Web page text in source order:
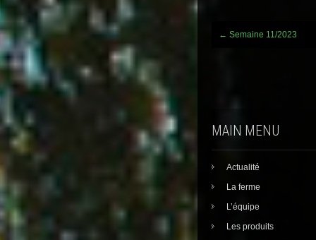
Post
← Semaine 11/2023
MAIN MENU
Actualité
La ferme
L’équipe
Les produits